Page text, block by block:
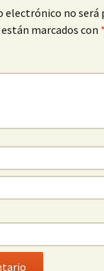
electrónico no será
marcados con *